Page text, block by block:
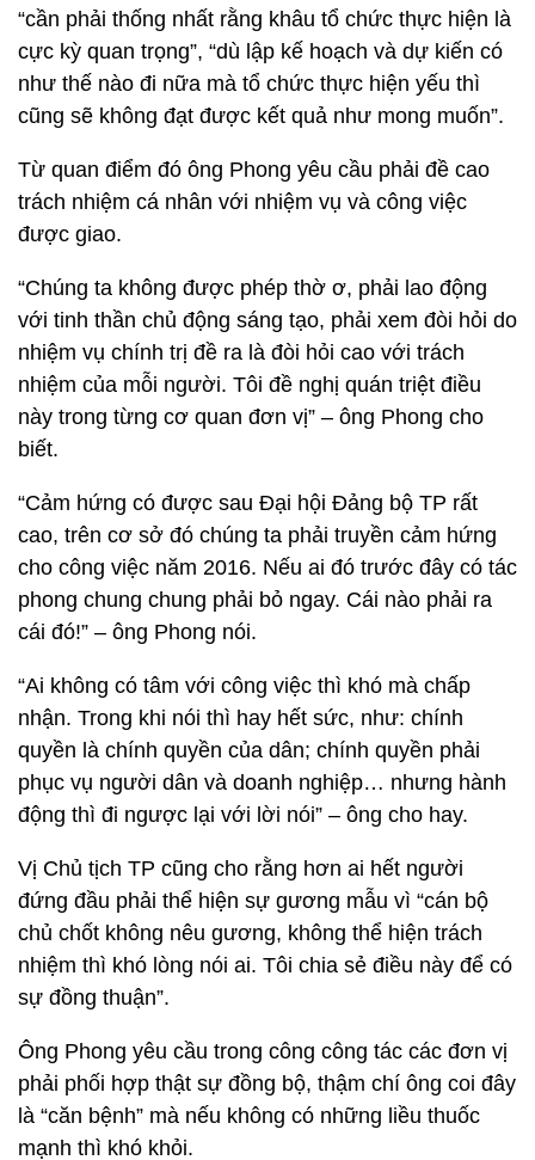
“cần phải thống nhất rằng khâu tổ chức thực hiện là
cực kỳ quan trọng”, “dù lập kế hoạch và dự kiến có
như thế nào đi nữa mà tổ chức thực hiện yếu thì
cũng sẽ không đạt được kết quả như mong muốn”.
Từ quan điểm đó ông Phong yêu cầu phải đề cao
trách nhiệm cá nhân với nhiệm vụ và công việc
được giao.
“Chúng ta không được phép thờ ơ, phải lao động
với tinh thần chủ động sáng tạo, phải xem đòi hỏi do
nhiệm vụ chính trị đề ra là đòi hỏi cao với trách
nhiệm của mỗi người. Tôi đề nghị quán triệt điều
này trong từng cơ quan đơn vị” – ông Phong cho
biết.
“Cảm hứng có được sau Đại hội Đảng bộ TP rất
cao, trên cơ sở đó chúng ta phải truyền cảm hứng
cho công việc năm 2016. Nếu ai đó trước đây có tác
phong chung chung phải bỏ ngay. Cái nào phải ra
cái đó!” – ông Phong nói.
“Ai không có tâm với công việc thì khó mà chấp
nhận. Trong khi nói thì hay hết sức, như: chính
quyền là chính quyền của dân; chính quyền phải
phục vụ người dân và doanh nghiệp… nhưng hành
động thì đi ngược lại với lời nói” – ông cho hay.
Vị Chủ tịch TP cũng cho rằng hơn ai hết người
đứng đầu phải thể hiện sự gương mẫu vì “cán bộ
chủ chốt không nêu gương, không thể hiện trách
nhiệm thì khó lòng nói ai. Tôi chia sẻ điều này để có
sự đồng thuận”.
Ông Phong yêu cầu trong công công tác các đơn vị
phải phối hợp thật sự đồng bộ, thậm chí ông coi đây
là “căn bệnh” mà nếu không có những liều thuốc
mạnh thì khó khỏi.